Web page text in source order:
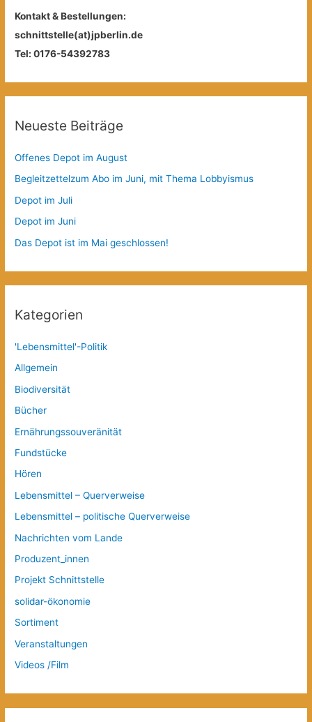
Kontakt & Bestellungen:
schnittstelle(at)jpberlin.de
Tel: 0176-54392783
Neueste Beiträge
Offenes Depot im August
Begleitzettelzum Abo im Juni, mit Thema Lobbyismus
Depot im Juli
Depot im Juni
Das Depot ist im Mai geschlossen!
Kategorien
'Lebensmittel'-Politik
Allgemein
Biodiversität
Bücher
Ernährungssouveränität
Fundstücke
Hören
Lebensmittel – Querverweise
Lebensmittel – politische Querverweise
Nachrichten vom Lande
Produzent_innen
Projekt Schnittstelle
solidar-ökonomie
Sortiment
Veranstaltungen
Videos /Film